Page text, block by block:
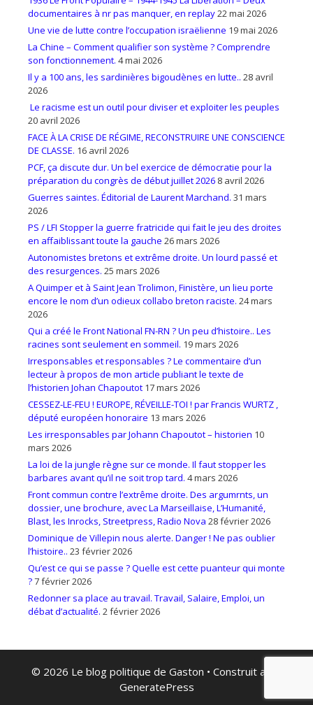
documentaires à nr pas manquer, en replay22 mai 2026
Une vie de lutte contre l’occupation israëlienne 19 mai 2026
La Chine – Comment qualifier son système ? Comprendre
son fonctionnement. 4 mai 2026
Il y a 100 ans, les sardinières bigoudènes en lutte.. 28 avril
2026
Le racisme est un outil pour diviser et exploiter les peuples
20 avril 2026
FACE À LA CRISE DE RÉGIME, RECONSTRUIRE UNE CONSCIENCE
DE CLASSE. 16 avril 2026
PCF, ça discute dur. Un bel exercice de démocratie pour la
préparation du congrès de début juillet 2026 8 avril 2026
Guerres saintes. Éditorial de Laurent Marchand. 31 mars
2026
PS / LFI Stopper la guerre fratricide qui fait le jeu des droites
en affaiblissant toute la gauche 26 mars 2026
Autonomistes bretons et extrême droite. Un lourd passé et
des resurgences. 25 mars 2026
A Quimper et à Saint Jean Trolimon, Finistère, un lieu porte
encore le nom d’un odieux collabo breton raciste. 24 mars
2026
Qui a créé le Front National FN-RN ? Un peu d’histoire.. Les
racines sont seulement en sommeil. 19 mars 2026
Irresponsables et responsables ? Le commentaire d’un
lecteur à propos de mon article publiant le texte de
l’historien Johan Chapoutot 17 mars 2026
CESSEZ-LE-FEU ! EUROPE, RÉVEILLE-TOI ! par Francis WURTZ ,
député européen honoraire 13 mars 2026
Les irresponsables par Johann Chapoutot – historien 10
mars 2026
La loi de la jungle règne sur ce monde. Il faut stopper les
barbares avant qu’il ne soit trop tard. 4 mars 2026
Front commun contre l’extrême droite. Des argumrnts, un
dossier, une brochure, avec La Marseillaise, L’Humanité,
Blast, les Inrocks, Streetpress, Radio Nova 28 février 2026
Dominique de Villepin nous alerte. Danger ! Ne pas oublier
l’histoire.. 23 février 2026
Qu’est ce qui se passe ? Quelle est cette puanteur qui monte
?7 février 2026
Redonner sa place au travail. Travail, Salaire, Emploi, un
débat d’actualité. 2 février 2026
© 2026 Le blog politique de Gaston • Construit avec
GeneratePress